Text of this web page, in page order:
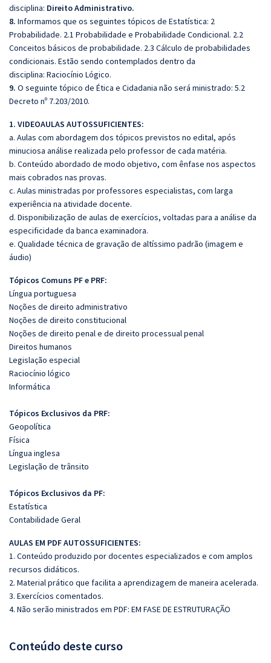
disciplina: Direito Administrativo.
8. Informamos que os seguintes tópicos de Estatística: 2
Probabilidade. 2.1 Probabilidade e Probabilidade Condicional. 2.2
Conceitos básicos de probabilidade. 2.3 Cálculo de probabilidades
condicionais. Estão sendo contemplados dentro da
disciplina: Raciocínio Lógico.
9. O seguinte tópico de Ética e Cidadania não será ministrado: 5.2
Decreto nº 7.203/2010.
1. VIDEOAULAS AUTOSSUFICIENTES:
a. Aulas com abordagem dos tópicos previstos no edital, após
minuciosa análise realizada pelo professor de cada matéria.
b. Conteúdo abordado de modo objetivo, com ênfase nos aspectos
mais cobrados nas provas.
c. Aulas ministradas por professores especialistas, com larga
experiência na atividade docente.
d. Disponibilização de aulas de exercícios, voltadas para a análise da
especificidade da banca examinadora.
e. Qualidade técnica de gravação de altíssimo padrão (imagem e
áudio)
Tópicos Comuns PF e PRF:
Língua portuguesa
Noções de direito administrativo
Noções de direito constitucional
Noções de direito penal e de direito processual penal
Direitos humanos
Legislação especial
Raciocínio lógico
Informática
Tópicos Exclusivos da PRF:
Geopolítica
Física
Língua inglesa
Legislação de trânsito
Tópicos Exclusivos da PF:
Estatística
Contabilidade Geral
AULAS EM PDF AUTOSSUFICIENTES:
1. Conteúdo produzido por docentes especializados e com amplos
recursos didáticos.
2. Material prático que facilita a aprendizagem de maneira acelerada.
3. Exercícios comentados.
4. Não serão ministrados em PDF: EM FASE DE ESTRUTURAÇÃO
Conteúdo deste curso